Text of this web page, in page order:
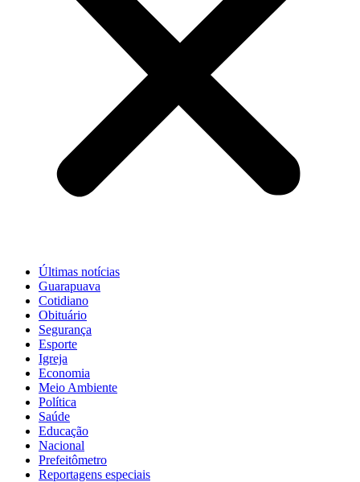
Últimas notícias
Guarapuava
Cotidiano
Obituário
Segurança
Esporte
Igreja
Economia
Meio Ambiente
Política
Saúde
Educação
Nacional
Prefeitômetro
Reportagens especiais